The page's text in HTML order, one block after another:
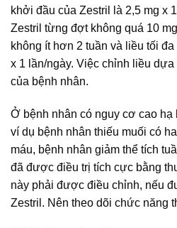
khởi đầu của Zestril là 2,5 mg x
Zestril từng đợt không quá 10
không ít hơn 2 tuần và liều tối
x 1 lần/ngày. Việc chỉnh liều
của bệnh nhân.
Ở bệnh nhân có nguy cơ cao hạ
ví dụ bệnh nhân thiếu muối có
máu, bệnh nhân giảm thể tích
đã được điều trị tích cực bằng
này phải được điều chỉnh, nếu
Zestril. Nên theo dõi chức năng